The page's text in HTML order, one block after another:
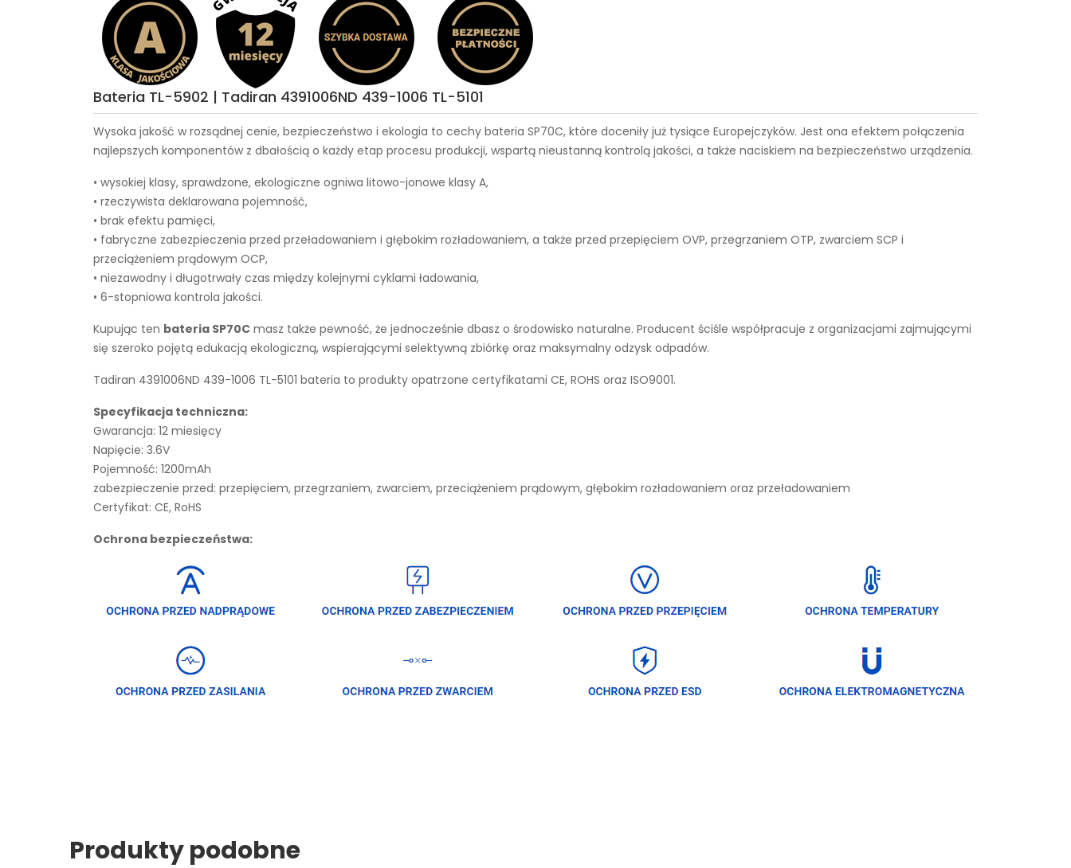
Bateria TL-5902 | Tadiran 4391006ND 439-1006 TL-5101
Wysoka jakość w rozsądnej cenie, bezpieczeństwo i ekologia to cechy bateria SP70C, które doceniły już tysiące Europejczyków. Jest ona efektem połączenia
najlepszych komponentów z dbałością o każdy etap procesu produkcji, wspartą nieustanną kontrolą jakości, a także naciskiem na bezpieczeństwo urządzenia.
• wysokiej klasy, sprawdzone, ekologiczne ogniwa litowo-jonowe klasy A,
• rzeczywista deklarowana pojemność,
• brak efektu pamięci,
• fabryczne zabezpieczenia przed przeładowaniem i głębokim rozładowaniem, a także przed przepięciem OVP, przegrzaniem OTP, zwarciem SCP i
przeciążeniem prądowym OCP,
• niezawodny i długotrwały czas między kolejnymi cyklami ładowania,
• 6-stopniowa kontrola jakości.
Kupując ten bateria SP70C masz także pewność, że jednocześnie dbasz o środowisko naturalne. Producent ściśle współpracuje z organizacjami zajmującymi
się szeroko pojętą edukacją ekologiczną, wspierającymi selektywną zbiórkę oraz maksymalny odzysk odpadów.
Tadiran 4391006ND 439-1006 TL-5101 bateria to produkty opatrzone certyfikatami CE, ROHS oraz ISO9001.
Specyfikacja techniczna:
Gwarancja: 12 miesięcy
Napięcie: 3.6V
Pojemność: 1200mAh
zabezpieczenie przed: przepięciem, przegrzaniem, zwarciem, przeciążeniem prądowym, głębokim rozładowaniem oraz przeładowaniem
Certyfikat: CE, RoHS
Ochrona bezpieczeństwa:
Produkty podobne